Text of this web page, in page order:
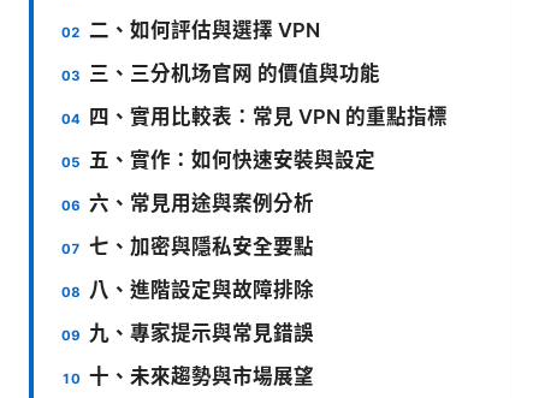
二、如何評估與選擇 VPN
三、三分机场官网 的價值與功能
四、實用比較表：常見 VPN 的重點指標
五、實作：如何快速安裝與設定
六、常見用途與案例分析
七、加密與隱私安全要點
八、進階設定與故障排除
九、專家提示與常見錯誤
十、未來趨勢與市場展望